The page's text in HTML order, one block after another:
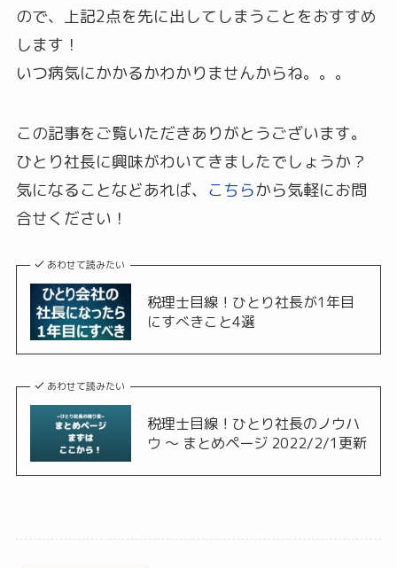
ので、上記2点を先に出してしまうことをおすすめ
します！
いつ病気にかかるかわかりませんからね。。。
この記事をご覧いただきありがとうございます。
ひとり社長に興味がわいてきましたでしょうか？
気になることなどあれば、 こちらから気軽にお問
合せください！
あわせて読みたい
税理士目線！ひとり社長が1年目
にすべきこと4選
あわせて読みたい
税理士目線！ひとり社長のノウハ
ウ ～ まとめページ 2022/2/1更新